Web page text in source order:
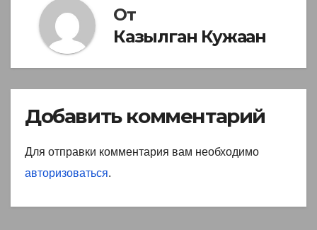
От
Казылган Кужаан
Добавить комментарий
Для отправки комментария вам необходимо
авторизоваться.